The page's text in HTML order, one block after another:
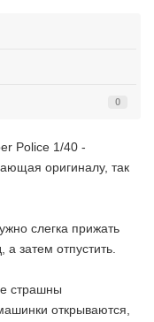
0
Police 1/40 -
оригиналу, так
слегка прижать
а затем отпустить.
страшны
открываются,